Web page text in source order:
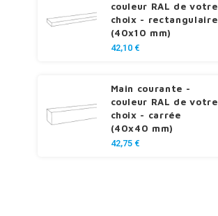
couleur RAL de votre
choix - rectangulaire
(40x10 mm)
42,10 €
Main courante -
couleur RAL de votre
choix - carrée
(40x40 mm)
42,75 €